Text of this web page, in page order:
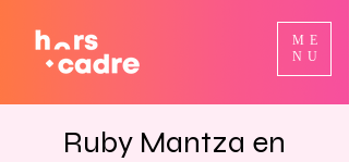
ME
NU
Ruby Mantza en